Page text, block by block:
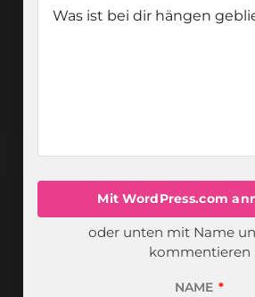
Mit WordPress.com
oder unten mit Name
kommentieren
NAME *